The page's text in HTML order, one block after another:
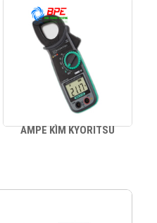
AMPE KÌM KYORITSU